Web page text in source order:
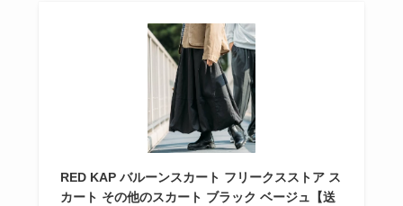
RED KAP バルーンスカート フリークスストア ス
カート その他のスカート ブラック ベージュ【送